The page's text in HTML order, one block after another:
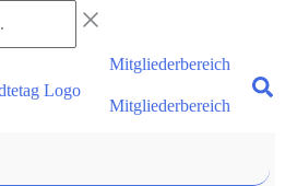
Mitgliederbereich
Mitgliederbereich